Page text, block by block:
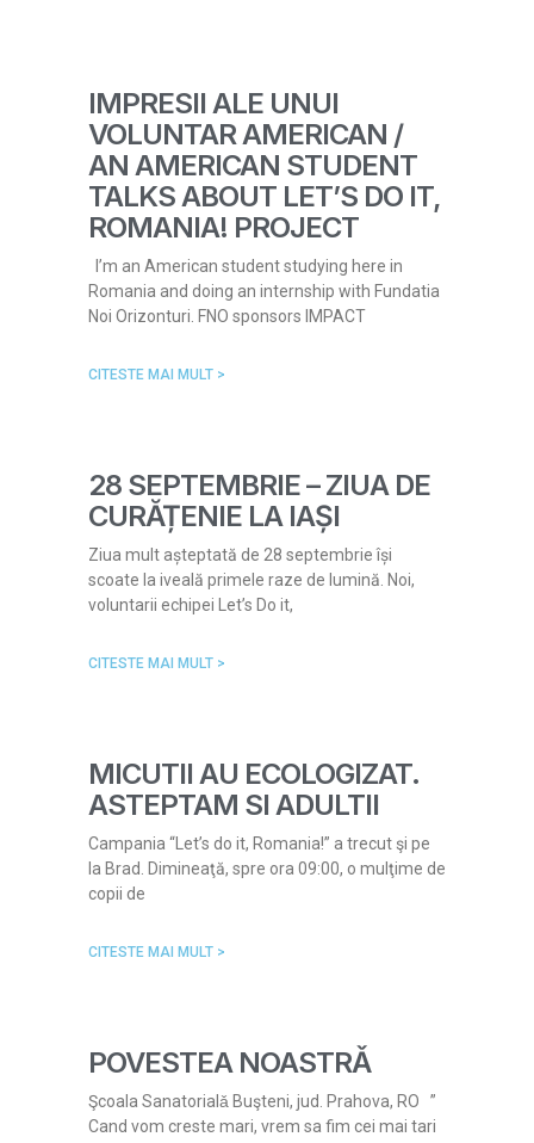
IMPRESII ALE UNUI
VOLUNTAR AMERICAN /
AN AMERICAN STUDENT
TALKS ABOUT LET’S DO IT,
ROMANIA! PROJECT
I’m an American student studying here in
Romania and doing an internship with Fundatia
Noi Orizonturi. FNO sponsors IMPACT
CITESTE MAI MULT >
28 SEPTEMBRIE – ZIUA DE
CURĂȚENIE LA IAȘI
Ziua mult așteptată de 28 septembrie își
scoate la iveală primele raze de lumină. Noi,
voluntarii echipei Let’s Do it,
CITESTE MAI MULT >
MICUTII AU ECOLOGIZAT.
ASTEPTAM SI ADULTII
Campania “Let’s do it, Romania!” a trecut şi pe
la Brad. Dimineaţă, spre ora 09:00, o mulţime de
copii de
CITESTE MAI MULT >
POVESTEA NOASTRǍ
Şcoala Sanatorialǎ Buşteni, jud. Prahova, RO ”
Cand vom creste mari, vrem sa fim cei mai tari